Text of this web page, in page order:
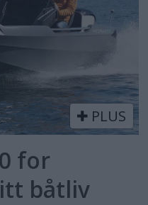
PLUS
for
båtliv